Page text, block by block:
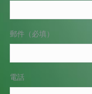
郵件（必填）
電話